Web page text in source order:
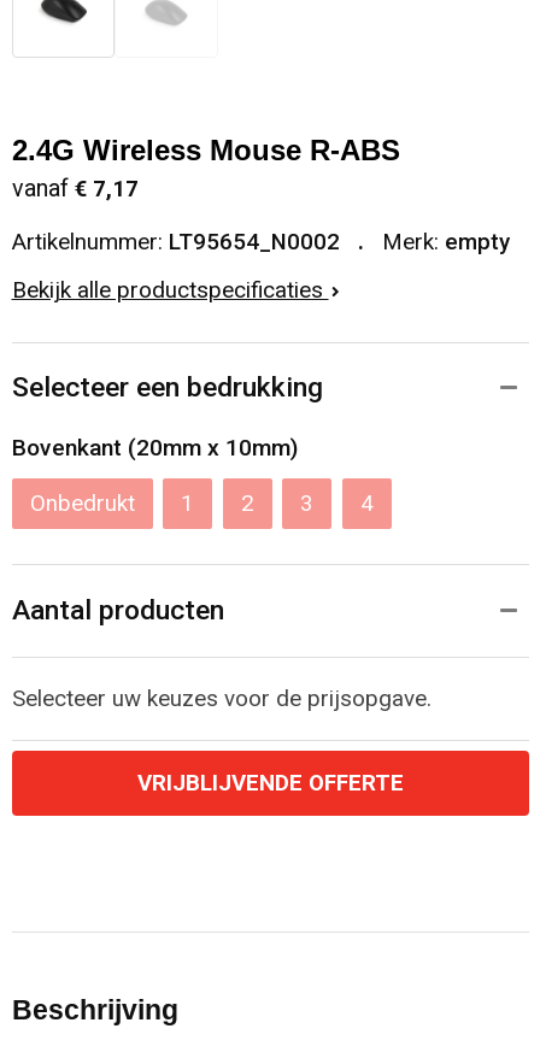
2.4G Wireless Mouse R-ABS
vanaf € 7,17
Artikelnummer: LT95654_N0002 Merk: empty
Bekijk alle productspecificaties
Selecteer een bedrukking
Bovenkant (20mm x 10mm)
Onbedrukt 1 2 3 4
Aantal producten
Selecteer uw keuzes voor de prijsopgave.
VRIJBLIJVENDE OFFERTE
Beschrijving